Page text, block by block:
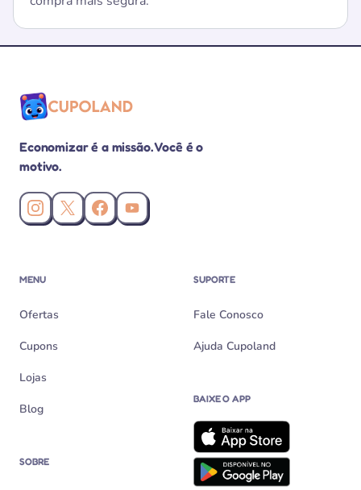
Economizar é a missão. Você é o
motivo.
Instagram da Cupoland
X (Twitter) da Cupoland
Facebook da Cupoland
Canal da Cupoland no YouTube
MENU
Ofertas
Cupons
Lojas
Blog
SOBRE
SUPORTE
Fale Conosco
Ajuda Cupoland
BAIXE O APP